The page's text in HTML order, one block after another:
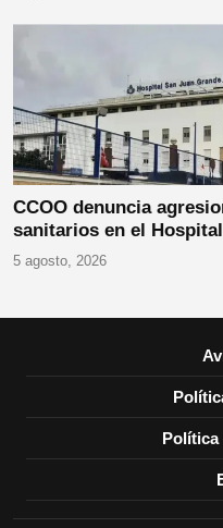
CCOO denuncia
sanitarios en el
5 agosto, 2026
Política